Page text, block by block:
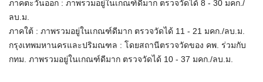
ภาคตะวันออก : ภาพรวมอยู่ในเกณฑ์ดีมาก ตรวจวัดได้ 8 - 30 มคก./
ลบ.ม.
ภาคใต้ : ภาพรวมอยู่ในเกณฑ์ดีมาก ตรวจวัดได้ 11 - 21 มคก./ลบ.ม.
กรุงเทพมหานครและปริมณฑล : โดยสถานีตรวจวัดของ คพ. ร่วมกับ​ ​
กทม. ภาพรวมอยู่ในเกณฑ์ดีมาก ตรวจวัดได้ 10 - 37 มคก./ลบ.ม.